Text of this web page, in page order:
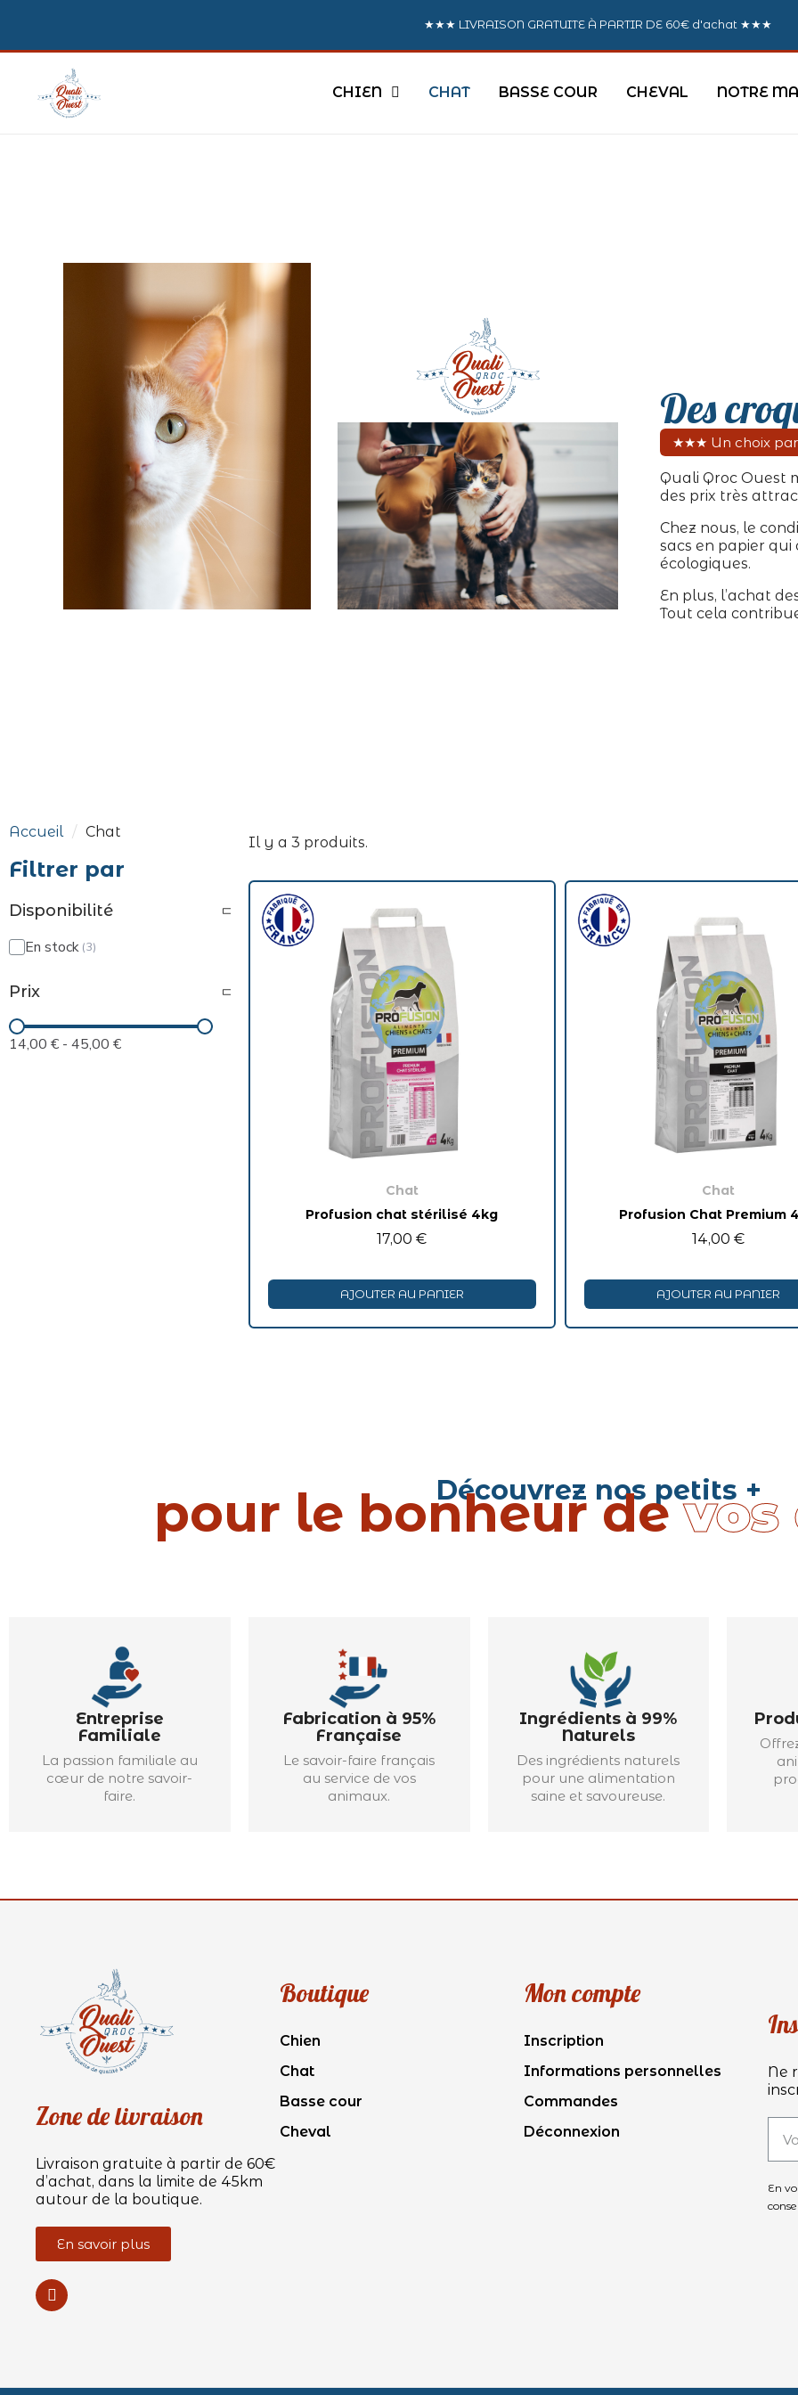
★★★ LIVRAISON GRATUITE À PARTIR DE 60€ d'achat ★★★
CHIEN CHAT BASSE COUR CHEVAL NOTRE
Des
★★★ Un choix
Quali Qroc Ouest
des prix très
Chez nous, le
sacs en papier qui
écologiques.
En plus, l’achat
Tout cela
Accueil Chat
Filtrer par
Disponibilité
En stock
Prix
14,00 € - 45,00 €
Il y a 3 produits.
Chat
Profusion chat stérilisé 4kg
17,00 €
AJOUTER AU PANIER
Chat
Profusion Chat Premium
14,00 €
AJOUTER AU PANIER
Découvrez nos petits +
pour le bonheur devos
Entreprise
Familiale
La passion familiale au
cœur de notre savoir-
faire.
Fabrication à 95%
Française
Le savoir-faire français
au service de vos
animaux.
Ingrédients à 99%
Naturels
Des ingrédients naturels
pour une alimentation
saine et savoureuse.
Zone de livraison
Livraison gratuite à partir de 60€
d’achat, dans la limite de 45km
autour de la boutique.
En savoir plus
Boutique
Chien
Chat
Basse cour
Cheval
Mon compte
Inscription
Informations personnelles
Commandes
Déconnexion
Ne
En